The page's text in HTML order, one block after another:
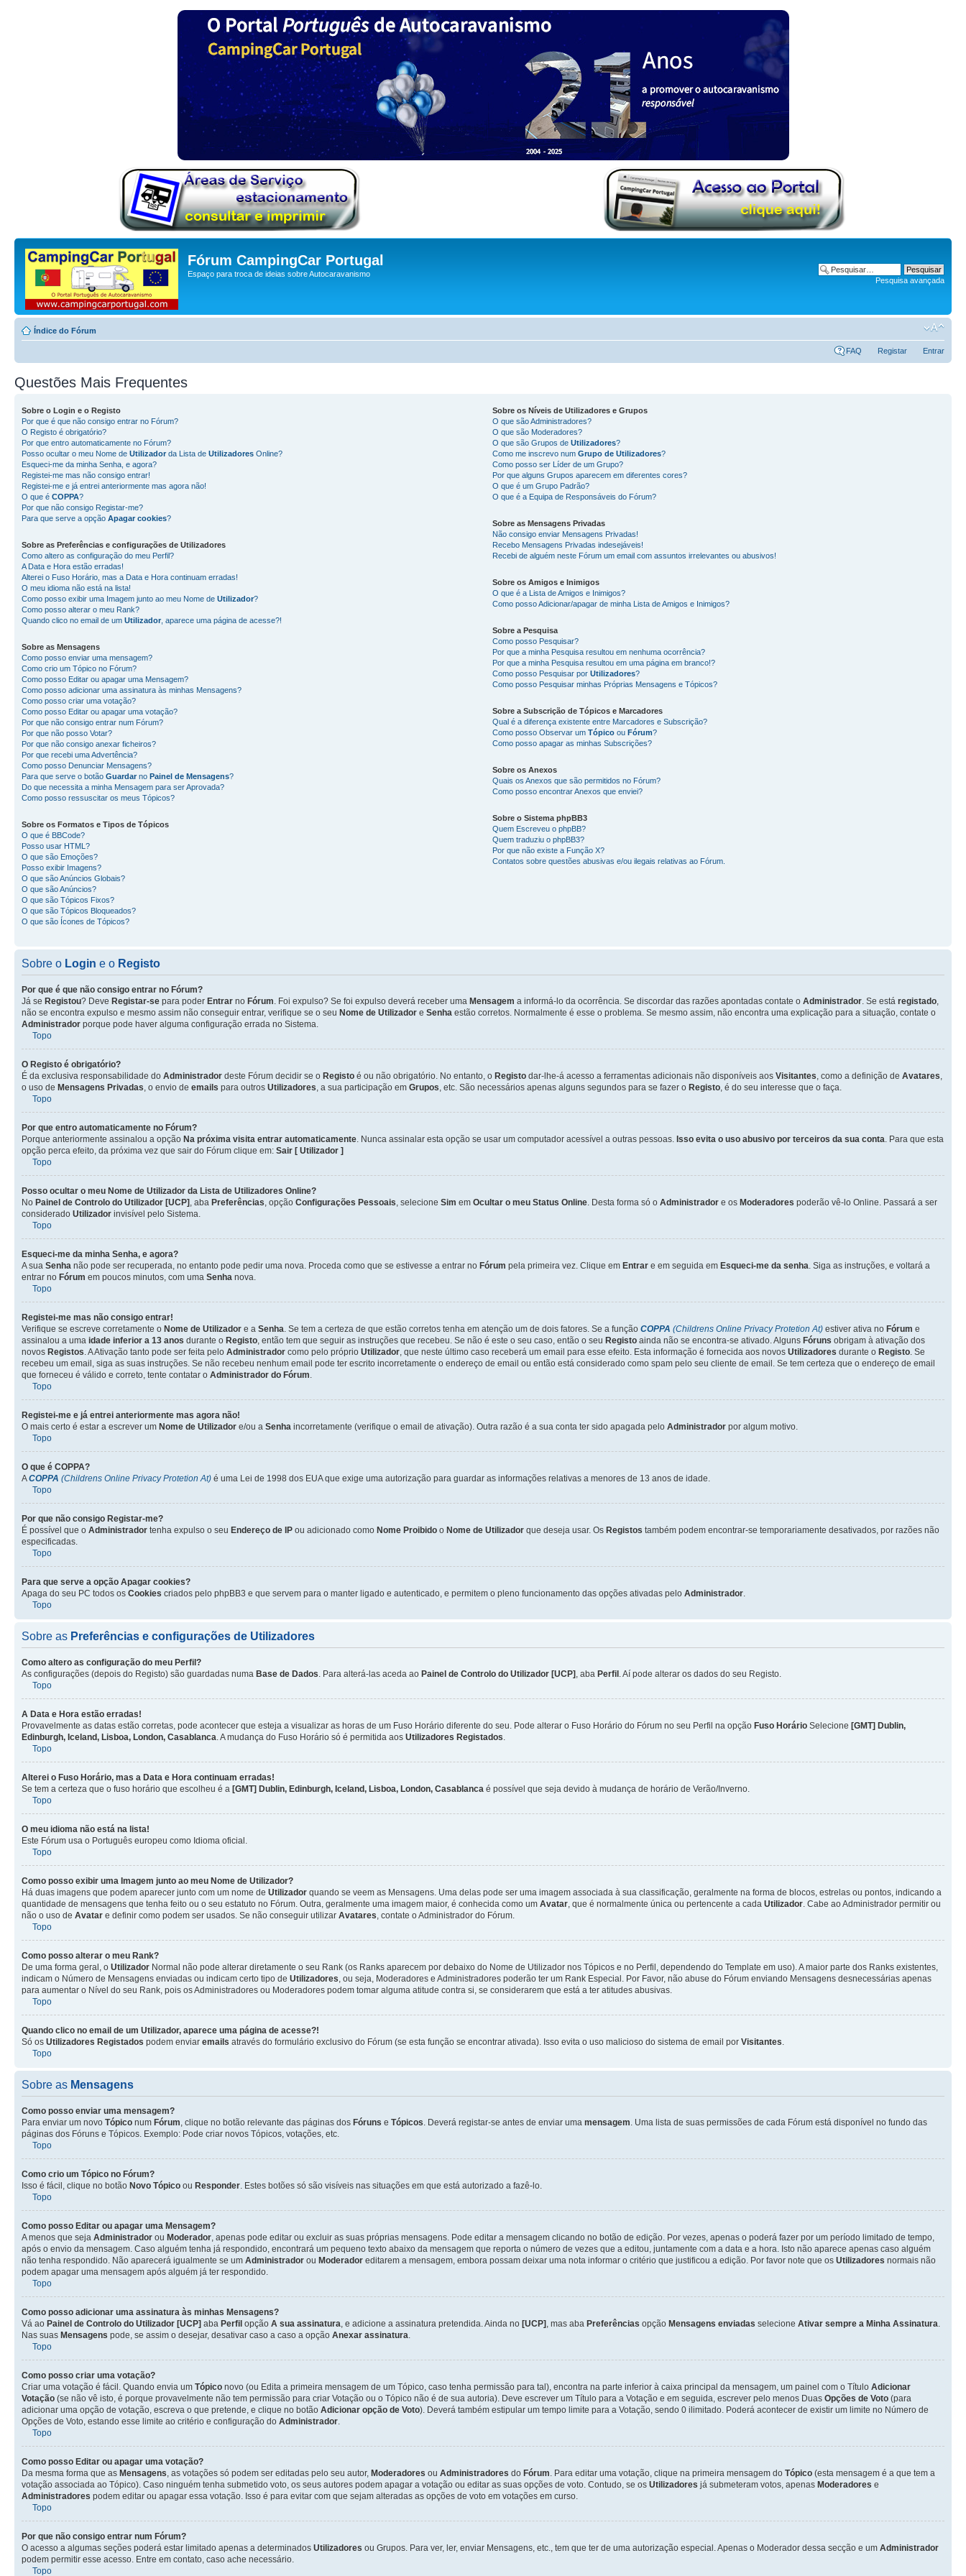
Fórum CampingCar Portugal
Espaço para troca de ideias sobre Autocaravanismo
Pesquisa avançada
Índice do Fórum
FAQ Registar Entrar
Questões Mais Frequentes
Sobre o Login e o Registo
Por que é que não consigo entrar no Fórum?
O Registo é obrigatório?
Por que entro automaticamente no Fórum?
Posso ocultar o meu Nome de Utilizador da Lista de Utilizadores Online?
Esqueci-me da minha Senha, e agora?
Registei-me mas não consigo entrar!
Registei-me e já entrei anteriormente mas agora não!
O que é COPPA?
Por que não consigo Registar-me?
Para que serve a opção Apagar cookies?
Sobre as Preferências e configurações de Utilizadores
Como altero as configuração do meu Perfil?
A Data e Hora estão erradas!
Alterei o Fuso Horário, mas a Data e Hora continuam erradas!
O meu idioma não está na lista!
Como posso exibir uma Imagem junto ao meu Nome de Utilizador?
Como posso alterar o meu Rank?
Quando clico no email de um Utilizador , aparece uma página de acesse?!
Sobre as Mensagens
Como posso enviar uma mensagem?
Como crio um Tópico no Fórum?
Como posso Editar ou apagar uma Mensagem?
Como posso adicionar uma assinatura às minhas Mensagens?
Como posso criar uma votação?
Como posso Editar ou apagar uma votação?
Por que não consigo entrar num Fórum?
Por que não posso Votar?
Por que não consigo anexar ficheiros?
Por que recebi uma Advertência?
Como posso Denunciar Mensagens?
Para que serve o botão Guardar no Painel de Mensagens?
Do que necessita a minha Mensagem para ser Aprovada?
Como posso ressuscitar os meus Tópicos?
Sobre os Formatos e Tipos de Tópicos
O que é BBCode?
Posso usar HTML?
O que são Emoções?
Posso exibir Imagens?
O que são Anúncios Globais?
O que são Anúncios?
O que são Tópicos Fixos?
O que são Tópicos Bloqueados?
O que são Ícones de Tópicos?
Sobre os Níveis de Utilizadorese Grupos
O que são Administradores?
O que são Moderadores?
O que são Grupos de Utilizadores?
Como me inscrevo num Grupo de Utilizadores?
Como posso ser Líder de um Grupo?
Por que alguns Grupos aparecem em diferentes cores?
O que é um Grupo Padrão?
O que é a Equipa de Responsáveis do Fórum?
Sobre as Mensagens Privadas
Não consigo enviar Mensagens Privadas!
Recebo Mensagens Privadas indesejáveis!
Recebi de alguém neste Fórum um email com assuntos irrelevantes ou abusivos!
Sobre os Amigose Inimigos
O que é a Lista de Amigos e Inimigos?
Como posso Adicionar/apagar de minha Lista de Amigos e Inimigos?
Sobre a Pesquisa
Como posso Pesquisar?
Por que a minha Pesquisa resultou em nenhuma ocorrência?
Por que a minha Pesquisa resultou em uma página em branco!?
Como posso Pesquisar por Utilizadores?
Como posso Pesquisar minhas Próprias Mensagens e Tópicos?
Sobre a Subscrição de Tópicose Marcadores
Qual é a diferença existente entre Marcadores e Subscrição?
Como posso Observar um Tópicoou Fórum?
Como posso apagar as minhas Subscrições?
Sobre os Anexos
Quais os Anexos que são permitidos no Fórum?
Como posso encontrar Anexos que enviei?
Sobre o Sistema phpBB3
Quem Escreveu o phpBB?
Quem traduziu o phpBB3?
Por que não existe a Função X?
Contatos sobre questões abusivas e/ou ilegais relativas ao Fórum.
Sobre o Login e o Registo
Por que é que não consigo entrar no Fórum?
Já se Registou? Deve Registar-se para poder Entrar no Fórum. Foi expulso? Se foi expulso deverá receber uma Mensagem a informá-lo da ocorrência. Se discordar das razões apontadas contate o Administrador. Se está registado,
não se encontra expulso e mesmo assim não conseguir entrar, verifique se o seu Nome de Utilizador e Senha estão corretos. Normalmente é esse o problema. Se mesmo assim, não encontra uma explicação para a situação, contate o
Administrador porque pode haver alguma configuração errada no Sistema.
Topo
O Registo é obrigatório?
É da exclusiva responsabilidade do Administrador deste Fórum decidir se o Registo é ou não obrigatório. No entanto, o Registo dar-lhe-á acesso a ferramentas adicionais não disponíveis aos Visitantes, como a definição de Avatares,
o uso de Mensagens Privadas, o envio de emails para outros Utilizadores, a sua participação em Grupos, etc. São necessários apenas alguns segundos para se fazer o Registo, é do seu interesse que o faça.
Topo
Por que entro automaticamente no Fórum?
Porque anteriormente assinalou a opção Na próxima visita entrar automaticamente. Nunca assinalar esta opção se usar um computador acessível a outras pessoas. Isso evita o uso abusivo por terceiros da sua conta. Para que esta
opção perca efeito, da próxima vez que sair do Fórum clique em: Sair [ Utilizador ]
Topo
Posso ocultar o meu Nome de Utilizador da Lista de Utilizadores Online?
No Painel de Controlo do Utilizador [UCP] , aba Preferências, opção Configurações Pessoais, selecione Sim em Ocultar o meu Status Online. Desta forma só o Administrador e os Moderadores poderão vê-lo Online. Passará a ser
considerado Utilizador invisível pelo Sistema.
Topo
Esqueci-me da minha Senha, e agora?
A sua Senha não pode ser recuperada, no entanto pode pedir uma nova. Proceda como que se estivesse a entrar no Fórum pela primeira vez. Clique em Entrar e em seguida em Esqueci-me da senha. Siga as instruções, e voltará a
entrar no Fórum em poucos minutos, com uma Senha nova.
Topo
Registei-me mas não consigo entrar!
Verifique se escreve corretamente o Nome de Utilizador e a Senha. Se tem a certeza de que estão corretos tenha em atenção um de dois fatores. Se a função COPPA (Childrens Online Privacy Protetion At) estiver ativa no Fórum e
assinalou a uma idade inferior a 13 anos durante o Registo, então tem que seguir as instruções que recebeu. Se não é este o seu caso, então o seu Registo ainda não se encontra-se ativado. Alguns Fóruns obrigam à ativação dos
novos Registos. A Ativação tanto pode ser feita pelo Administrador como pelo próprio Utilizador, que neste último caso receberá um email para esse efeito. Esta informação é fornecida aos novos Utilizadores durante o Registo. Se
recebeu um email, siga as suas instruções. Se não recebeu nenhum email pode ter escrito incorretamente o endereço de email ou então está considerado como spam pelo seu cliente de email. Se tem certeza que o endereço de email
que forneceu é válido e correto, tente contatar o Administrador do Fórum.
Topo
Registei-me e já entrei anteriormente mas agora não!
O mais certo é estar a escrever um Nome de Utilizador e/ou a Senha incorretamente (verifique o email de ativação). Outra razão é a sua conta ter sido apagada pelo Administrador por algum motivo.
Topo
O que é COPPA?
ACOPPA (Childrens Online Privacy Protetion At) é uma Lei de 1998 dos EUA que exige uma autorização para guardar as informações relativas a menores de 13 anos de idade.
Topo
Por que não consigo Registar-me?
É possível que o Administrador tenha expulso o seu Endereço de IP ou adicionado como Nome Proibido o Nome de Utilizador que deseja usar. Os Registos também podem encontrar-se temporariamente desativados, por razões não
especificadas.
Topo
Para que serve a opção Apagar cookies?
Apaga do seu PC todos os Cookies criados pelo phpBB3 e que servem para o manter ligado e autenticado, e permitem o pleno funcionamento das opções ativadas pelo Administrador.
Topo
Sobre as Preferências e configurações de Utilizadores
Como altero as configuração do meu Perfil?
As configurações (depois do Registo) são guardadas numa Base de Dados. Para alterá-las aceda ao Painel de Controlo do Utilizador [UCP] , aba Perfil . Aí pode alterar os dados do seu Registo.
Topo
A Data e Hora estão erradas!
Provavelmente as datas estão corretas, pode acontecer que esteja a visualizar as horas de um Fuso Horário diferente do seu. Pode alterar o Fuso Horário do Fórum no seu Perfil na opção Fuso Horário Selecione [GMT] Dublin,
Edinburgh, Iceland, Lisboa, London, Casablanca. A mudança do Fuso Horário só é permitida aos Utilizadores Registados.
Topo
Alterei o Fuso Horário, mas a Data e Hora continuam erradas!
Se tem a certeza que o fuso horário que escolheu é a [GMT] Dublin, Edinburgh, Iceland, Lisboa, London, Casablanca é possível que seja devido à mudança de horário de Verão/Inverno.
Topo
O meu idioma não está na lista!
Este Fórum usa o Português europeu como Idioma oficial.
Topo
Como posso exibir uma Imagem junto ao meu Nome de Utilizador?
Há duas imagens que podem aparecer junto com um nome de Utilizador quando se veem as Mensagens. Uma delas pode ser uma imagem associada à sua classificação, geralmente na forma de blocos, estrelas ou pontos, indicando a
quantidade de mensagens que tenha feito ou o seu estatuto no Fórum. Outra, geralmente uma imagem maior, é conhecida como um Avatar, que é normalmente única ou pertencente a cada Utilizador. Cabe ao Administrador permitir ou
não o uso de Avatar e definir como podem ser usados. Se não conseguir utilizar Avatares, contate o Administrador do Fórum.
Topo
Como posso alterar o meu Rank?
De uma forma geral, o Utilizador Normal não pode alterar diretamente o seu Rank (os Ranks aparecem por debaixo do Nome de Utilizador nos Tópicos e no Perfil, dependendo do Template em uso). A maior parte dos Ranks existentes,
indicam o Número de Mensagens enviadas ou indicam certo tipo de Utilizadores, ou seja, Moderadores e Administradores poderão ter um Rank Especial. Por Favor, não abuse do Fórum enviando Mensagens desnecessárias apenas
para aumentar o Nível do seu Rank, pois os Administradores ou Moderadores podem tomar alguma atitude contra si, se considerarem que está a ter atitudes abusivas.
Topo
Quando clico no email de um Utilizador, aparece uma página de acesse?!
Só os Utilizadores Registados podem enviar emails através do formulário exclusivo do Fórum (se esta função se encontrar ativada). Isso evita o uso malicioso do sistema de email por Visitantes.
Topo
Sobre as Mensagens
Como posso enviar uma mensagem?
Para enviar um novo Tópico num Fórum, clique no botão relevante das páginas dos Fóruns e Tópicos. Deverá registar-se antes de enviar uma mensagem. Uma lista de suas permissões de cada Fórum está disponível no fundo das
páginas dos Fóruns e Tópicos. Exemplo: Pode criar novos Tópicos, votações, etc.
Topo
Como crio um Tópico no Fórum?
Isso é fácil, clique no botão Novo Tópico ou Responder. Estes botões só são visíveis nas situações em que está autorizado a fazê-lo.
Topo
Como posso Editar ou apagar uma Mensagem?
A menos que seja Administrador ou Moderador, apenas pode editar ou excluir as suas próprias mensagens. Pode editar a mensagem clicando no botão de edição. Por vezes, apenas o poderá fazer por um período limitado de tempo,
após o envio da mensagem. Caso alguém tenha já respondido, encontrará um pequeno texto abaixo da mensagem que reporta o número de vezes que a editou, juntamente com a data e a hora. Isto não aparece apenas caso alguém
não tenha respondido. Não aparecerá igualmente se um Administrador ou Moderador editarem a mensagem, embora possam deixar uma nota informar o critério que justificou a edição. Por favor note que os Utilizadores normais não
podem apagar uma mensagem após alguém já ter respondido.
Topo
Como posso adicionar uma assinatura às minhas Mensagens?
Vá ao Painel de Controlo do Utilizador [UCP] aba Perfil opção A sua assinatura, e adicione a assinatura pretendida. Ainda no [UCP] , mas aba Preferências opção Mensagens enviadas selecione Ativar sempre a Minha Assinatura.
Nas suas Mensagens pode, se assim o desejar, desativar caso a caso a opção Anexar assinatura.
Topo
Como posso criar uma votação?
Criar uma votação é fácil. Quando envia um Tópico novo (ou Edita a primeira mensagem de um Tópico, caso tenha permissão para tal), encontra na parte inferior à caixa principal da mensagem, um painel com o Título Adicionar
Votação (se não vê isto, é porque provavelmente não tem permissão para criar Votação ou o Tópico não é de sua autoria). Deve escrever um Título para a Votação e em seguida, escrever pelo menos Duas Opções de Voto (para
adicionar uma opção de votação, escreva o que pretende, e clique no botão Adicionar opção de Voto). Deverá também estipular um tempo limite para a Votação, sendo 0 ilimitado. Poderá acontecer de existir um limite no Número de
Opções de Voto, estando esse limite ao critério e configuração do Administrador.
Topo
Como posso Editar ou apagar uma votação?
Da mesma forma que as Mensagens, as votações só podem ser editadas pelo seu autor, Moderadores ou Administradores do Fórum. Para editar uma votação, clique na primeira mensagem do Tópico (esta mensagem é a que tem a
votação associada ao Tópico). Caso ninguém tenha submetido voto, os seus autores podem apagar a votação ou editar as suas opções de voto. Contudo, se os Utilizadores já submeteram votos, apenas Moderadores e
Administradores podem editar ou apagar essa votação. Isso é para evitar com que sejam alteradas as opções de voto em votações em curso.
Topo
Por que não consigo entrar num Fórum?
O acesso a algumas seções poderá estar limitado apenas a determinados Utilizadores ou Grupos. Para ver, ler, enviar Mensagens, etc., tem que ter de uma autorização especial. Apenas o Moderador dessa secção e um Administrador
podem permitir esse acesso. Entre em contato, caso ache necessário.
Topo